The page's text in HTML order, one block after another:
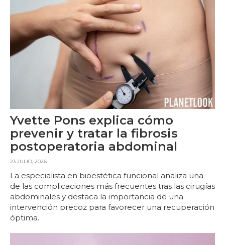
Yvette Pons explica cómo
prevenir y tratar la fibrosis
postoperatoria abdominal
23 JULIO, 2026
La especialista en bioestética funcional analiza una
de las complicaciones más frecuentes tras las cirugías
abdominales y destaca la importancia de una
intervención precoz para favorecer una recuperación
óptima.